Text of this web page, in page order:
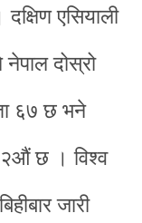
एसियाली
दोस्रो
६७ छ भने
छ । विश्व
जारी